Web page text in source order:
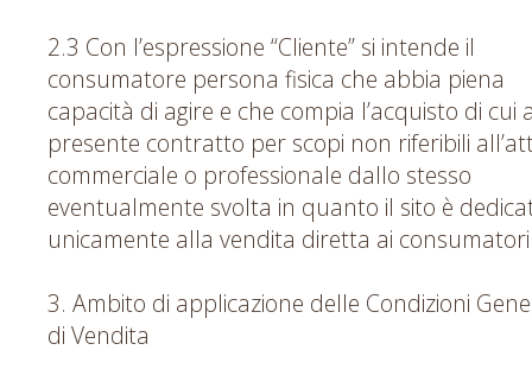
2.3 Con l’espressione “Cliente” si intende il
consumatore persona fisica che abbia piena
capacità di agire e che compia l’acquisto di cui
presente contratto per scopi non riferibili
commerciale o professionale dallo stesso
eventualmente svolta in quanto il sito è
unicamente alla vendita diretta ai
3. Ambito di applicazione delle Condizioni
di Vendita